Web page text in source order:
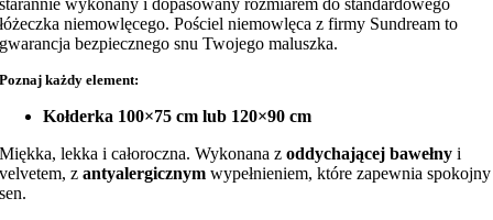
starannie wykonany i dopasowany rozmiarem do standardowego
łóżeczka niemowlęcego. Pościel niemowlęca z firmy Sundream to
gwarancja bezpiecznego snu Twojego maluszka.
Poznaj każdy element:
Kołderka 100×75 cm lub 120×90 cm
Miękka, lekka i całoroczna. Wykonana zoddychającej bawełny i
velvetem, zantyalergicznym wypełnieniem, które zapewnia spokojny
sen.